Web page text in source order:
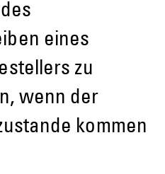
eines
zu
wenn der
kommen